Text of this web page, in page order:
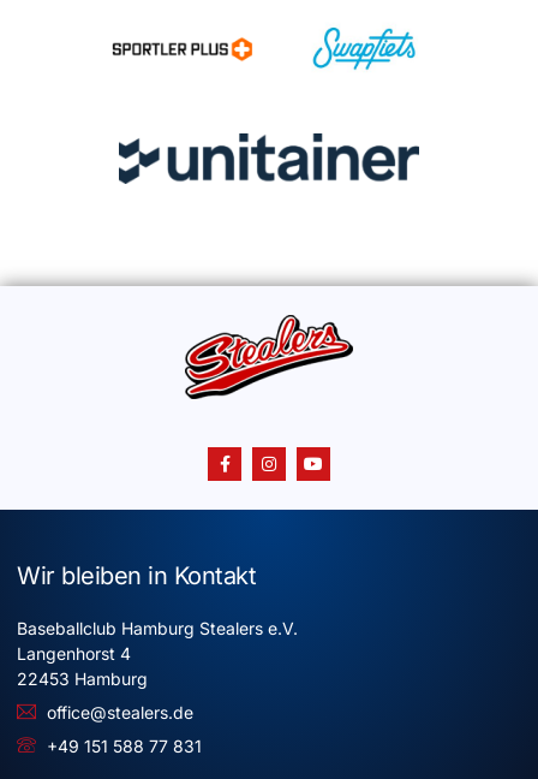
Wir bleiben in Kontakt
Baseballclub Hamburg Stealers e.V.
Langenhorst 4
22453 Hamburg
office@stealers.de
+49 151 588 77 831